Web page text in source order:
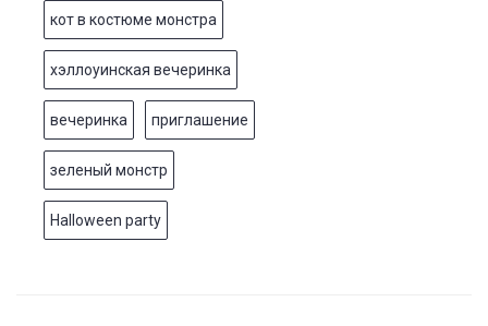
кот в костюме монстра
хэллоуинская вечеринка
вечеринка приглашение
зеленый монстр
Halloween party